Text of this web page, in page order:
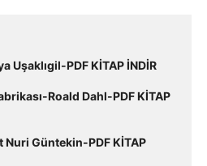
Uşaklıgil-PDF KİTAP İNDİR
Roald Dahl-PDF KİTAP
Güntekin-PDF KİTAP